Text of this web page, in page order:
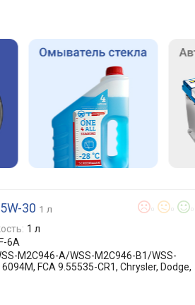
30 1 л
1 л
6A
M2C946-A/WSS-M2C946-B1/WSS-
FCA 9.55535-CR1, Chrysler, Dodge,